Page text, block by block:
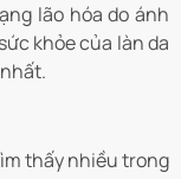
lão hóa do ánh
khỏe của làn da
thấy nhiều trong